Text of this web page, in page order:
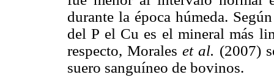
durante la época húmeda.
del P el Cu es el mineral más
respecto, Moraleset al. (2007)
suero sanguíneo de bovinos.